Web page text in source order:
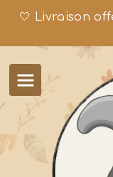
🤍 Livraison